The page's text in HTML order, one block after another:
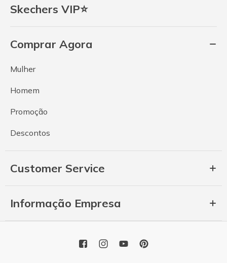
Skechers VIP⭐
Comprar Agora
Mulher
Homem
Promoção
Descontos
Customer Service
Informação Empresa